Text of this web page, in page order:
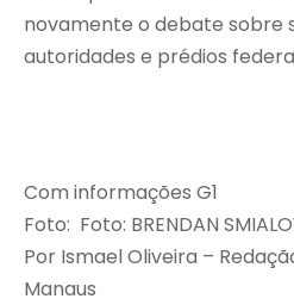
novamente o debate sobre
autoridades e prédios
Com informações G1
Foto: Foto: BRENDAN
Por Ismael Oliveira –
Manaus